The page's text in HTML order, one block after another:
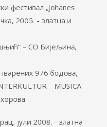
фестивал „Johanes
2005. - златна и
– СО Бијељина,
976 бодова,
– MUSICA
јули 2008. - златна